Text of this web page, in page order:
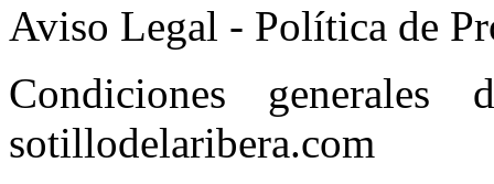
Aviso Legal - Política de
Condiciones
sotillodelaribera.com